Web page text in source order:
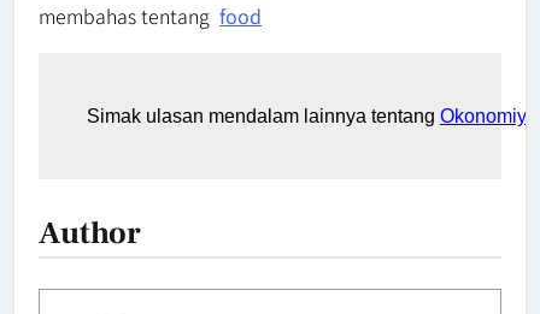
membahas tentang food
Simak ulasan mendalam lainnya tentang
Author